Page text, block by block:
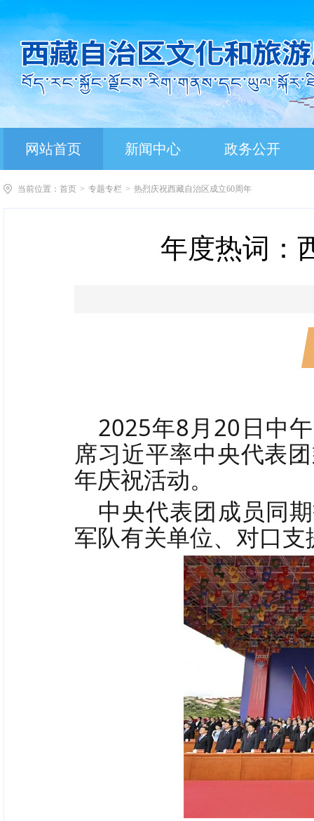
网站首页 新闻中心 政务公开
当前位置： 首页 > 专题专栏 > 热烈庆祝西藏自治区成立60周年
年度热词：
2025年8月 20日中午
席习近平率中央代表
年庆祝活动。
中央代表团成员同
军队有关单位、对口